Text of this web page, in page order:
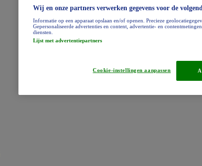
Wij en onze partners verwerken gegevens voor de
Informatie op een apparaat opslaan en/of openen. Precieze
Gepersonaliseerde advertenties en content, advertentie- en
diensten.
Lijst met advertentiepartners
Cookie-instellingen aanpassen